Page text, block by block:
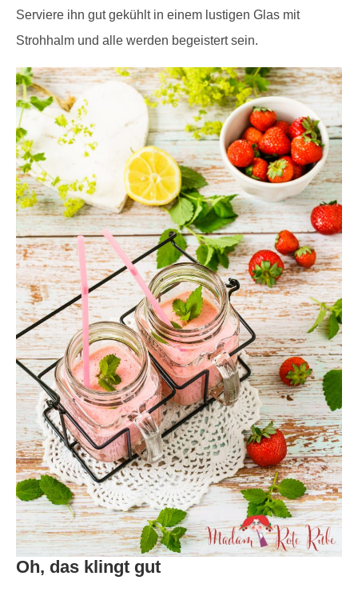
Serviere ihn gut gekühlt in einem lustigen Glas mit
Strohhalm und alle werden begeistert sein.
Oh, das klingt gut